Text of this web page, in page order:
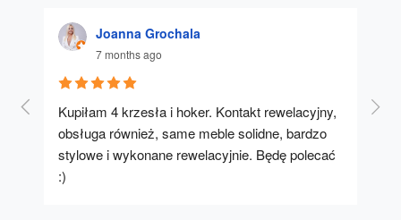
Joanna Grochala
7 months ago
Kupiłam 4 krzesła i hoker. Kontakt rewelacyjny,
obsługa również, same meble solidne, bardzo
stylowe i wykonane rewelacyjnie. Będę polecać
:)
A